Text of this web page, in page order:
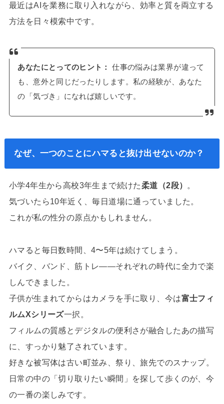
最近はAIを業務に取り入れながら、効率と質を両立する
方法を日々模索中です。
あなたにとってのヒント：
仕事の悩みは業界が違って
も、意外と同じだったりします。私の経験が、あなた
の「気づき」になれば嬉しいです。
なぜ、一つのことにハマると抜け出せないのか？
小学4年生から高校3年生まで続けた柔道（2段） 。
気づいたら10年近く、毎日道場に通っていました。
これが私の性分の原点かもしれません。
ハマると毎日数時間、4〜5年は続けてしまう。
バイク、バンド、筋トレ——それぞれの時代に全力で楽
しんできました。
子供が生まれてからはカメラを手に取り、今は富士フィ
ルムXシリーズ一択。
フィルムの質感とデジタルの便利さが融合したあの描写
に、すっかり魅了されています。
好きな被写体は古い町並み、祭り、旅先でのスナップ。
日常の中の「切り取りたい瞬間」を探して歩くのが、今
の一番の楽しみです。